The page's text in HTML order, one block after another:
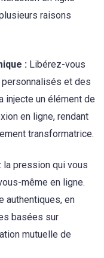
raisons
: Libérez-vous
et des
injecte un élément de
en ligne, rendant
transformatrice.
la pression qui vous
même en ligne.
authentiques, en
basées sur
mutuelle de